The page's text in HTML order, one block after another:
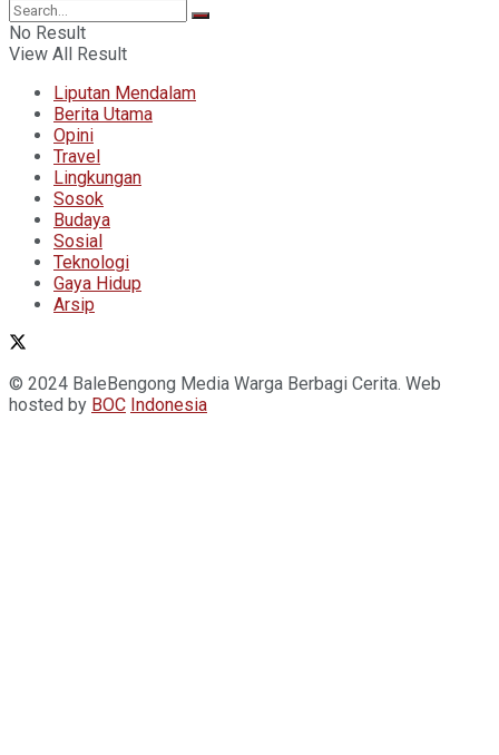
No Result
View All Result
Liputan Mendalam
Berita Utama
Opini
Travel
Lingkungan
Sosok
Budaya
Sosial
Teknologi
Gaya Hidup
Arsip
© 2024 BaleBengong Media Warga Berbagi Cerita. Web
hosted by BOC Indonesia